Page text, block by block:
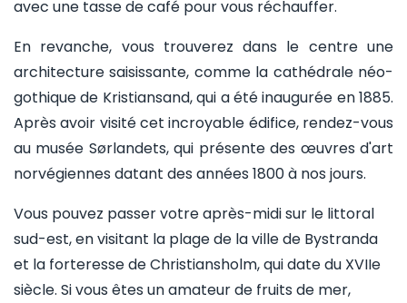
avec une tasse de café pour vous réchauffer.
En revanche, vous trouverez dans le centre une
architecture saisissante, comme la cathédrale néo-
gothique de Kristiansand, qui a été inaugurée en 1885.
Après avoir visité cet incroyable édifice, rendez-vous
au musée Sørlandets, qui présente des œuvres d'art
norvégiennes datant des années 1800 à nos jours.
Vous pouvez passer votre après-midi sur le littoral
sud-est, en visitant la plage de la ville de Bystranda
et la forteresse de Christiansholm, qui date du XVIIe
siècle. Si vous êtes un amateur de fruits de mer,